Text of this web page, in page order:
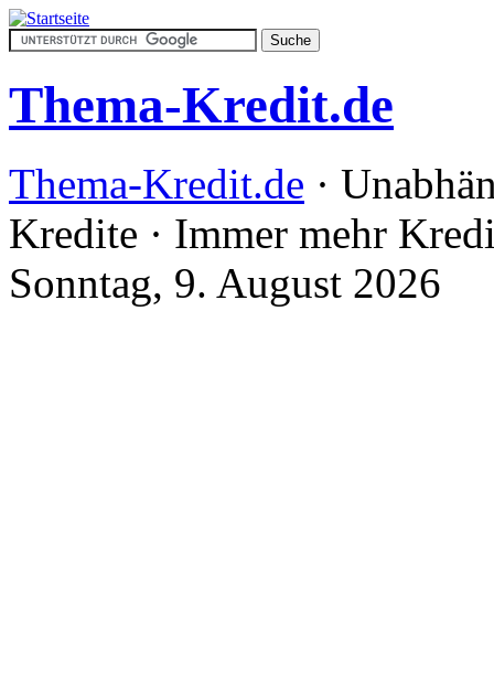
Thema-Kredit.de
Thema-Kredit.de ·
Kredite · Immer mehr
Sonntag, 9. August 2026